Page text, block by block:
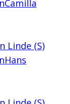
Camilla
Linde (S)
Hans